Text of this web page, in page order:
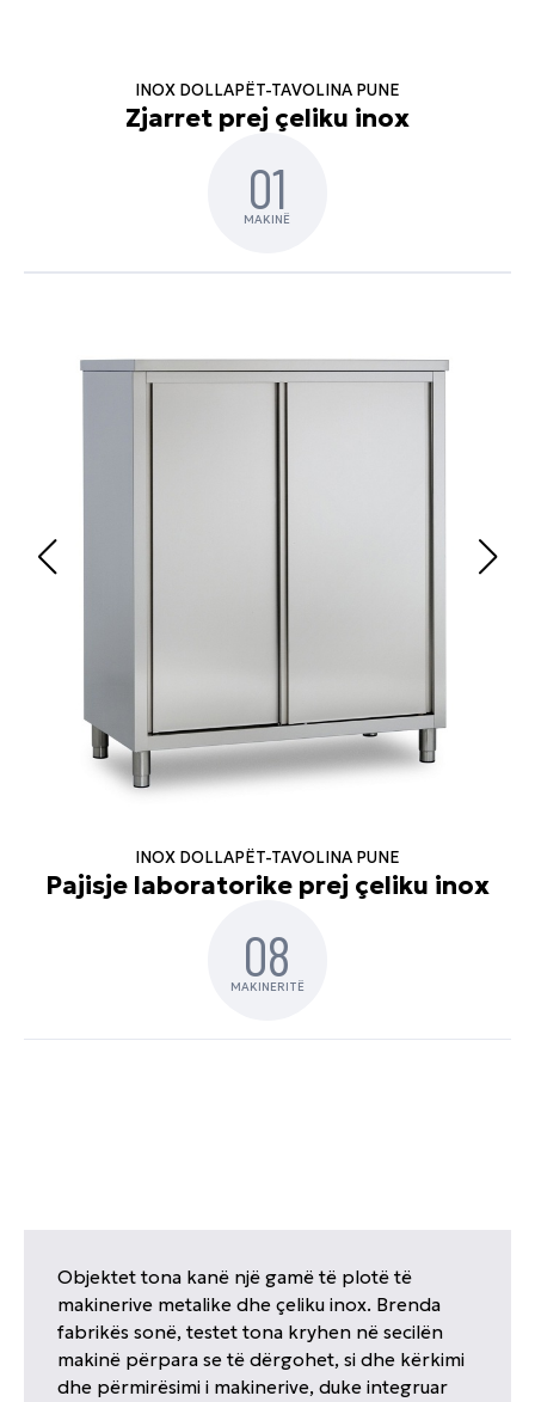
INOX DOLLAPËT-TAVOLINA PUNE
Zjarret prej çeliku inox
01
MAKINË
INOX DOLLAPËT-TAVOLINA PUNE
Pajisje laboratorike prej çeliku inox
08
MAKINERITË
Objektet tona kanë një gamë të plotë të
makinerive metalike dhe çeliku inox. Brenda
fabrikës sonë, testet tona kryhen në secilën
makinë përpara se të dërgohet, si dhe kërkimi
dhe përmirësimi i makinerive, duke integruar